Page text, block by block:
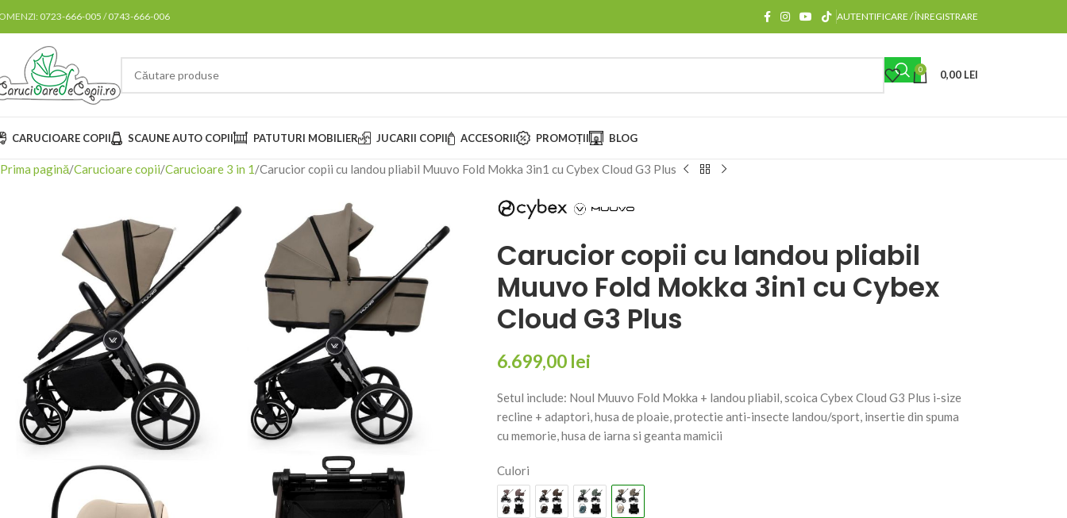
0723-666-005 /0743-666-006 AUTENTIFICARE / ÎNREGISTRARE
0 0,00 LEI
CARUCIOARE COPII SCAUNE AUTO COPII PATUTURI MOBILIER JUCARII COPII ACCESORII PROMOȚII BLOG
Prima pagină Carucioare copii Carucioare 3 in 1 Carucior copii cu landou pliabil Muuvo Fold Mokka 3in1 cu Cybex Cloud G3 Plus
Carucior copii cu landou pliabil
Muuvo Fold Mokka 3in1 cu Cybex
Cloud G3 Plus
6.699,00 lei
Setul include: Noul Muuvo Fold Mokka + landou pliabil, scoica Cybex Cloud G3 Plus i-size
recline + adaptori, husa de ploaie, protectie anti-insecte landou/sport, insertie din spuma
cu memorie, husa de iarna si geanta mamicii
Culori